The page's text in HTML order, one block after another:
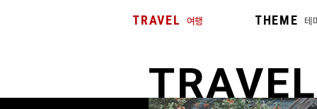
TRAVEL 여행 THEME 테
TRAVEL